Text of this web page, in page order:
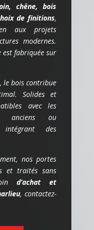
chêne, bois
de finitions,
aux projets
modernes.
est fabriquée sur
le bois contribue
Solides et
avec les
anciens ou
des
nos portes
et traités sans
d’achat et
, contactez-